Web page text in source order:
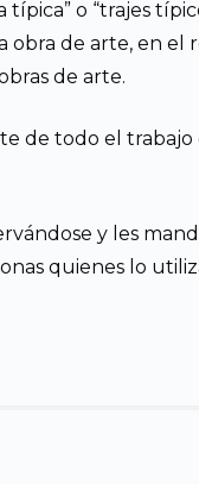
o “trajes
obra de arte, en el
de arte.
de todo el
y les
quienes lo